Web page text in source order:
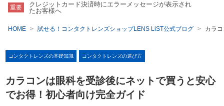
重要
クレジットカード決済時にエラーメッセージが表示され
たお客様へ
HOME 試せる！コンタクトレンズショップLENS LiST公式ブログ カラ
コンタクトレンズの基礎知識 コンタクトレンズの選び方
カラコンは眼科を受診後にネットで買うと安心
でお得！初心者向け完全ガイド